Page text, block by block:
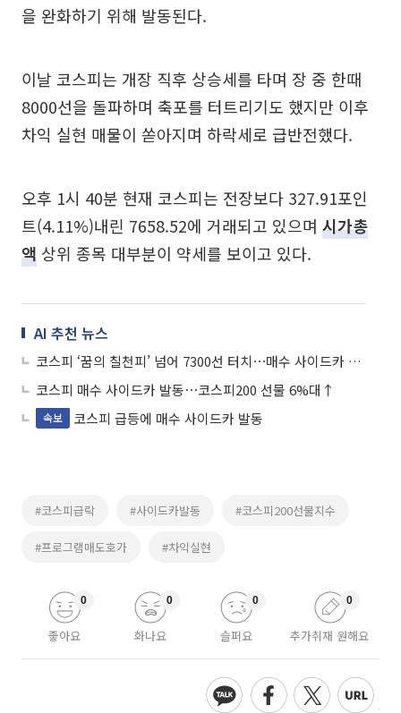
을 완화하기 위해 발동된다.
이날 코스피는 개장 직후 상승세를 타며 장 중 한때
8000선을 돌파하며 축포를 터트리기도 했지만 이후
차익 실현 매물이 쏟아지며 하락세로 급반전했다.
오후 1시 40분 현재 코스피는 전장보다 327.91포인
트(4.11%)내린 7658.52에 거래되고 있으며 시가총
액 상위 종목 대부분이 약세를 보이고 있다.
AI 추천 뉴스
코스피 ‘꿈의 칠천피’ 넘어 7300선 터치⋯매수 사이드카 발동
코스피 매수 사이드카 발동⋯코스피200 선물 6%대↑
속보 코스피 급등에 매수 사이드카 발동
#코스피급락 #사이드카발동 #코스피200선물지수
#프로그램매도호가 #차익실현
좋아요
0
화나요
0
슬퍼요
0
추가취재 원해요
0